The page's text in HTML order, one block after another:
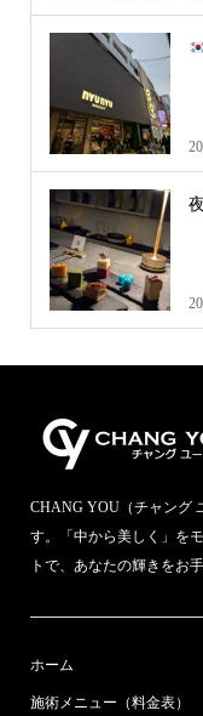
CHANG YOU（チャング
す。「中から美しく」を
トで、あなたの輝きをお
ホーム
施術メニュー（料金表）